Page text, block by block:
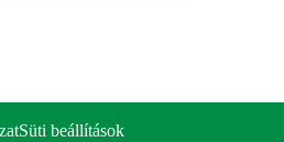
Süti beállítások